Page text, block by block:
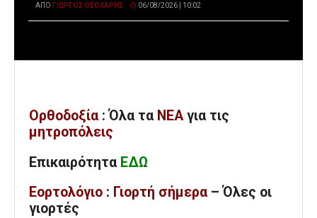
ΑΠΌ ΓΙΏΡΓΟΣ ΘΕΟΧΆΡΗΣ 06/08/2026 | 10:02
Ορθοδοξία : Όλα τα ΝΕΑ για τις
μητροπόλεις
Επικαιρότητα ΕΔΩ
Εορτολόγιο : Γιορτή σήμερα – Όλες οι
γιορτές